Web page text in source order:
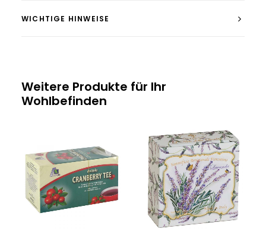
WICHTIGE HINWEISE
Weitere Produkte für Ihr
Wohlbefinden